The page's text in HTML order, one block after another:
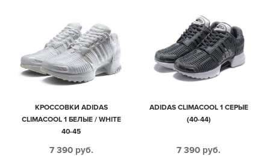
КРОССОВКИ ADIDAS
CLIMACOOL 1 БЕЛЫЕ / WHITE
40-45
7 390 руб.
ADIDAS CLIMACOOL 1 СЕРЫЕ
(40-44)
7 390 руб.